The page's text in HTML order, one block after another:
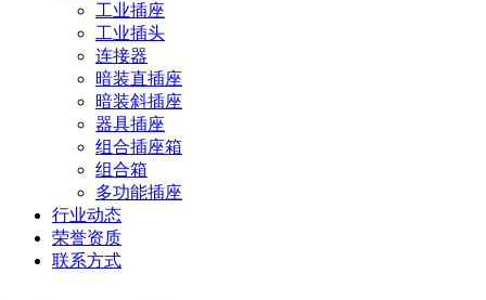
工业插座
工业插头
连接器
暗装直插座
暗装斜插座
器具插座
组合插座箱
组合箱
多功能插座
行业动态
荣誉资质
联系方式